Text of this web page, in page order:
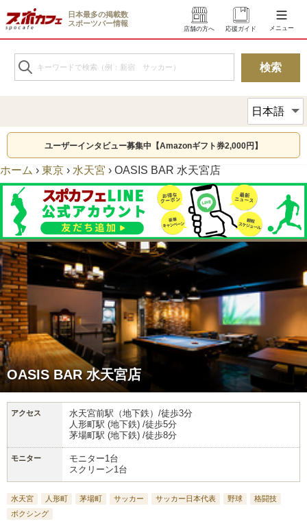
日本最多の掲載数
スポーツバー情報
店舗の方へ 応援ガイド メニュー
ユーザーインタビュー募集中【Amazonギフト券2,000円】
ホーム › 東京 › 水天宮 › OASIS BAR 水天宮店
OASIS BAR 水天宮店
アクセス
水天宮前駅（地下鉄）/徒歩3分
人形町駅 (地下鉄) /徒歩5分
茅場町駅 (地下鉄) /徒歩8分
モニター
モニター1台
スクリーン1台
水天宮 人形町 茅場町 サッカー サッカー日本代表 野球
格闘技
ボクシング